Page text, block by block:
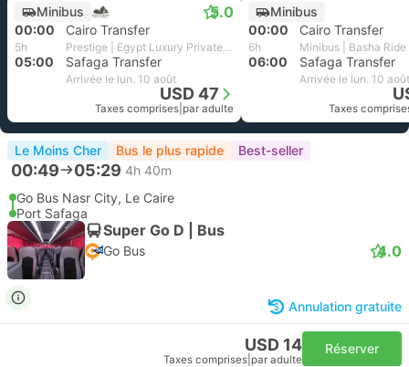
Minibus
5.0
00:00 Cairo Transfer
5h Prestige | Egypt Luxury Private Transfer
05:00 Safaga Transfer
Arrivée le lun. 10 août
USD 47
Taxes comprises par adulte
Minibus
00:00
Cairo Transfer
6h Minibus | Basha Ride
06:00 Safaga Transfer
Arrivée le lun. 10 août
Taxes
Le Moins Cher Bus le plus rapide Best-seller
00:49 05:29 4h 40m
Go Bus Nasr City, Le Caire
Port Safaga
Super Go D | Bus
Go Bus 4.0
Annulation gratuite
USD 14
Taxes comprises par adulte
Réserver